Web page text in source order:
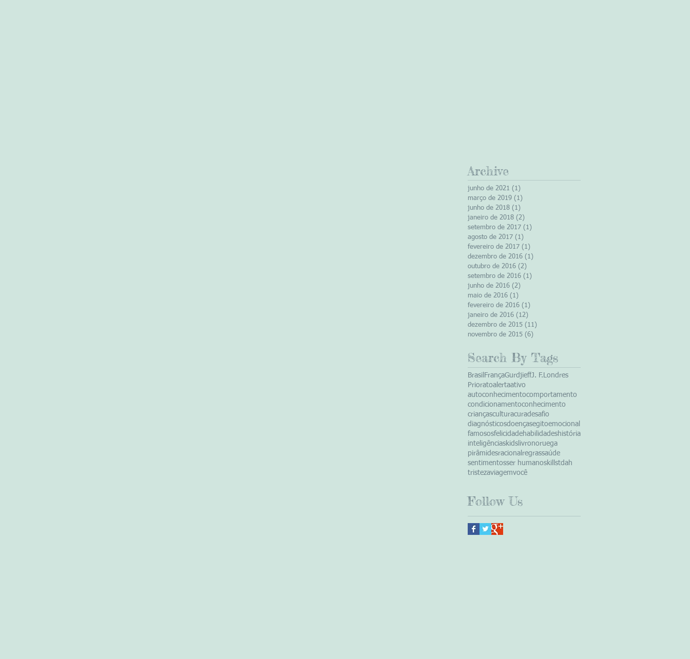
Archive
junho de 2021 (1)
março de 2019 (1)
junho de 2018 (1)
janeiro de 2018 (2)
setembro de 2017 (1)
agosto de 2017 (1)
fevereiro de 2017 (1)
dezembro de 2016 (1)
outubro de 2016 (2)
setembro de 2016 (1)
junho de 2016 (2)
maio de 2016 (1)
fevereiro de 2016 (1)
janeiro de 2016 (12)
dezembro de 2015 (11)
novembro de 2015 (6)
Search By Tags
Brasil FrançaGurdjieffJ. F. Londres
Prioratoalertaativo
autoconhecimentocomportamento
condicionamentoconhecimento
criançasculturacuradesafio
diagnósticosdoençasegitoemocional
famososfelicidadehabilidadeshistória
inteligênciaskids livronoruega
pirâmidesracional regrassaúde
sentimentosser humanoskillstdah
tristezaviagemvocê
Follow Us